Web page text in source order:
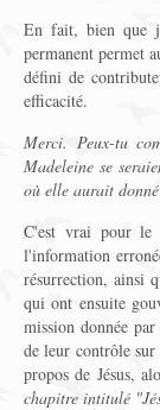
En fait, bien que
permanent permet
défini de
efficacité.
Merci. Peux-tu
Madeleine se
où elle aurait
C'est vrai pour le
l'information
résurrection, ainsi
qui ont ensuite
mission donnée
de leur contrôle
propos de Jésus,
chapitre intitulé